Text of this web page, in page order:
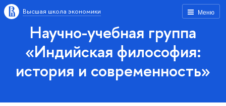
Меню
Высшая школа экономики
Научно-учебная группа
«Индийская философия:
история и современность»